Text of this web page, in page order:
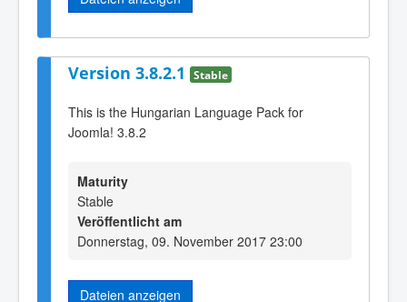
Version 3.8.2.1 Stable
This is the Hungarian Language Pack for
Joomla! 3.8.2
Maturity
Stable
Veröffentlicht am
Donnerstag, 09. November 2017 23:00
Dateien anzeigen